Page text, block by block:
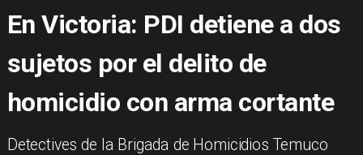
En Victoria: PDI detiene a dos
sujetos por el delito de
homicidio con arma cortante
​Detectives de la Brigada de Homicidios Temuco